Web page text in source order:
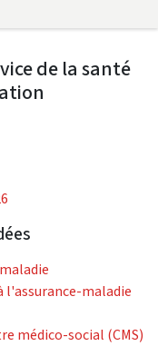
de la santé
l'assurance-maladie
médico-social (CMS)